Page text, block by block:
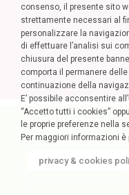
Circolari
Accedi
consenso, il presente sito
strettamente necessari al
personalizzare la
di effettuare l’analisi sui
chiusura del presente
comporta il permanere
continuazione della
E’ possibile acconsentire
“Accetto tutti i cookies”
le proprie preferenze nella
Per maggiori informazioni
privacy & cookies